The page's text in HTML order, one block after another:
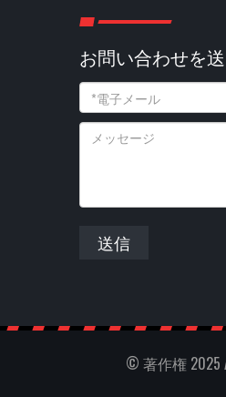
お問い合わせを
送信
© 著作権 2025